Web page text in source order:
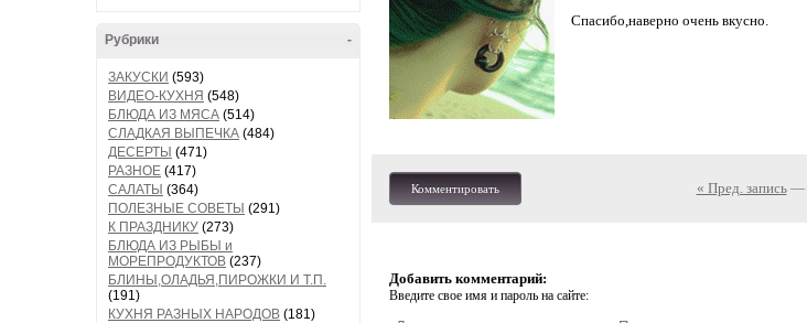
-
Рубрики
ЗАКУСКИ (593)
ВИДЕО-КУХНЯ (548)
БЛЮДА ИЗ МЯСА (514)
СЛАДКАЯ ВЫПЕЧКА (484)
ДЕСЕРТЫ (471)
РАЗНОЕ (417)
САЛАТЫ (364)
ПОЛЕЗНЫЕ СОВЕТЫ (291)
К ПРАЗДНИКУ (273)
БЛЮДА ИЗ РЫБЫ и
МОРЕПРОДУКТОВ (237)
БЛИНЫ,ОЛАДЬЯ,ПИРОЖКИ И Т.П.
(191)
КУХНЯ РАЗНЫХ НАРОДОВ (181)
Спасибо,наверно очень вкусно.
Комментировать « Пред. запись—
Добавить комментарий:
Введите свое имя и пароль на сайте: